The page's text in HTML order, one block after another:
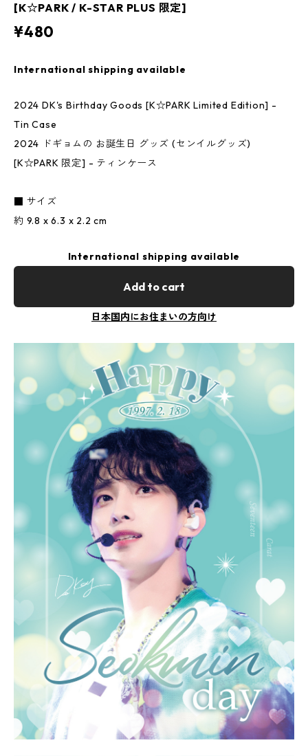
[K☆PARK / K-STAR PLUS 限定]
¥480
International shipping available
2024 DK's Birthday Goods [K☆PARK Limited Edition] -
Tin Case
2024 ドギョムの お誕生日 グッズ (センイルグッズ)
[K☆PARK 限定] - ティンケース
■ サイズ
約 9.8 x 6.3 x 2.2 cm
International shipping available
Add to cart
日本国内にお住まいの方向け